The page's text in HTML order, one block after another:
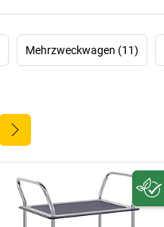
Mehrzweckwagen (11)